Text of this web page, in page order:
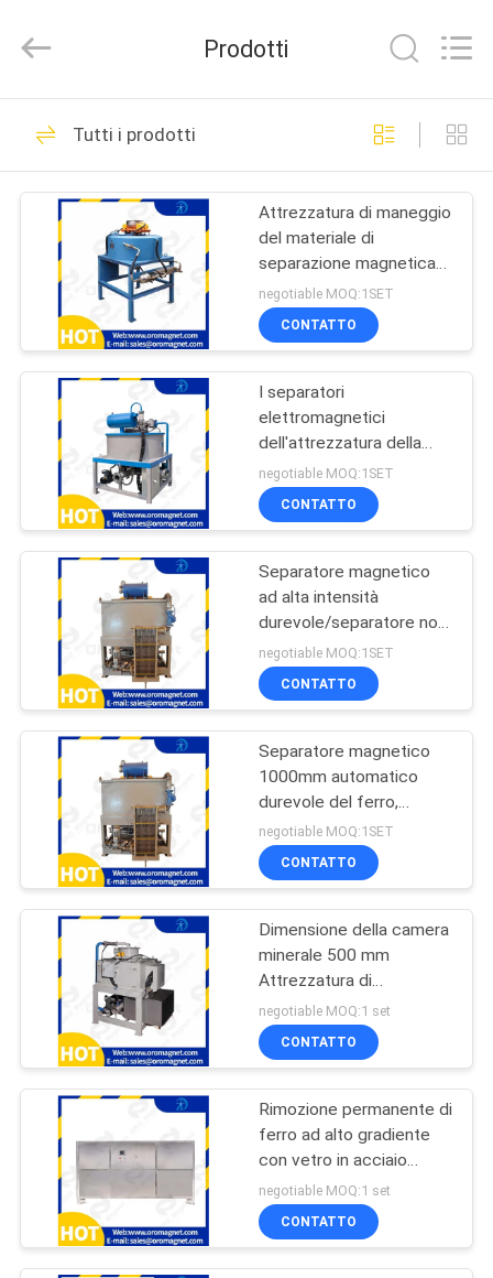
CASA
PRODOTTI
CIRCA
GIRO
DELLA
FABBRICA
CONTROLLO
DI
QUALITÀ
CONTATTICI
NOTIZIE
CONOSCENZE
CASI
MAPPA
PRIVACY
POLICY
Machinery
Rights
macchina
magnetica del
separatore
158
Attrezzatura di
separazione
magnetica
95
Separatore
magnetico ad alta
pendenza
Separatore
elettromagnetico
Separatore
magnetico asciutto
101
Prodotti
Tutti i prodotti
Attrezzatura di maneggio
del materiale di
separazione magnetica
per polvere nera 440v
negotiable MOQ:1SET
CONTATTO
I separatori
elettromagnetici
dell'attrezzatura della
separazione del metallo
catturano la polvere
asciutta delle particelle
negotiable MOQ:1SET
CONTATTO
Separatore magnetico
ad alta intensità
durevole/separatore non
ferroso del metallo
negotiable MOQ:1SET
CONTATTO
Separatore magnetico
1000mm automatico
durevole del ferro,
attrezzatura di
separazione magnetica
negotiable MOQ:1SET
CONTATTO
Dimensione della camera
minerale 500 mm
Attrezzatura di
separazione dello slurry
Campo magnetico ad
alto gradiente 2-5
kaolina
negotiable MOQ:1 set
CONTATTO
Rimozione permanente di
ferro ad alto gradiente
con vetro in acciaio
inossidabile
negotiable MOQ:1 set
CONTATTO